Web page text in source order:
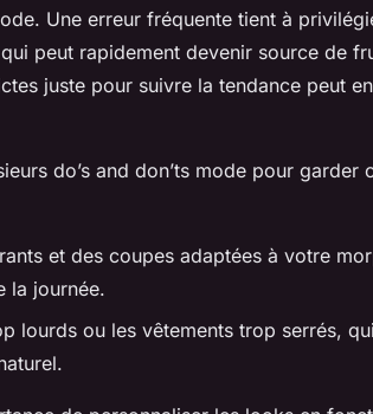
Une erreur fréquente tient à
peut rapidement devenir source de
juste pour suivre la tendance peut
do’s and don’ts mode pour garder
et des coupes adaptées à votre
la journée.
lourds ou les vêtements trop serrés,